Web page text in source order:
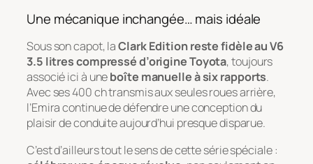
Une mécanique inchangée… mais idéale
Sous son capot, laClark Edition reste fidèle au V6
3.5 litres compressé d’origine Toyota, toujours
associé ici à uneboîte manuelle à six rapports.
Avec ses 400 ch transmis aux seules roues arrière,
l’Emira continue de défendre une conception du
plaisir de conduite aujourd’hui presque disparue.
C’est d’ailleurs tout le sens de cette série spéciale :